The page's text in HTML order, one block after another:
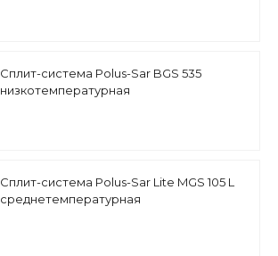
Сплит-система Polus-Sar BGS 535
низкотемпературная
Сплит-система Polus-Sar Lite MGS 105 L
среднетемпературная